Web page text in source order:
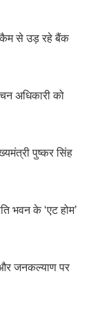
से उड़ रहे बैंक
अधिकारी को
पुष्कर सिंह
भवन के ‘एट होम’
जनकल्याण पर